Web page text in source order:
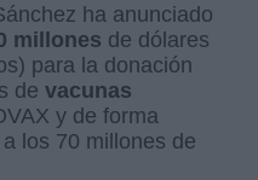
ha anunciado
millones de dólares
para la donación
de vacunas
y de forma
los 70 millones de